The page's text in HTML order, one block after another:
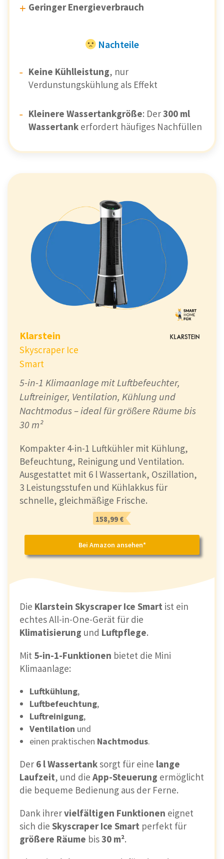
Geringer Energieverbrauch
Nachteile
Keine Kühlleistung, nur
Verdunstungskühlung als Effekt
Kleinere Wassertankgröße: Der300 ml
Wassertank erfordert häufiges Nachfüllen
Klarstein
Skyscraper Ice
Smart
5-in-1 Klimaanlage mit Luftbefeuchter,
Luftreiniger, Ventilation, Kühlung und
Nachtmodus – ideal für größere Räume bis
30 m²
Kompakter 4-in-1 Luftkühler mit Kühlung,
Befeuchtung, Reinigung und Ventilation.
Ausgestattet mit 6 l Wassertank, Oszillation,
3 Leistungsstufen und Kühlakkus für
schnelle, gleichmäßige Frische.
158,99 €
Bei Amazon ansehen*
Die Klarstein Skyscraper Ice Smart ist ein
echtes All-in-One-Gerät für die
Klimatisierung und Luftpflege.
Mit 5-in-1-Funktionen bietet die Mini
Klimaanlage:
Luftkühlung,
Luftbefeuchtung,
Luftreinigung,
Ventilation und
einen praktischen Nachtmodus.
Der 6 l Wassertanksorgt für eine lange
Laufzeit, und die App-Steuerung ermöglicht
die bequeme Bedienung aus der Ferne.
Dank ihrervielfältigen Funktionen eignet
sich die Skyscraper Ice Smart perfekt für
größere Räume bis30 m².